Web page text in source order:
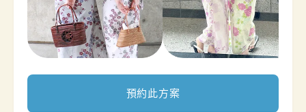
預約此方案